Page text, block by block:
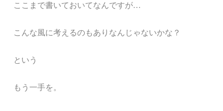
ここまで書いておいてなんですが…
こんな風に考えるのもありなんじゃないかな？
という
もう一手を。